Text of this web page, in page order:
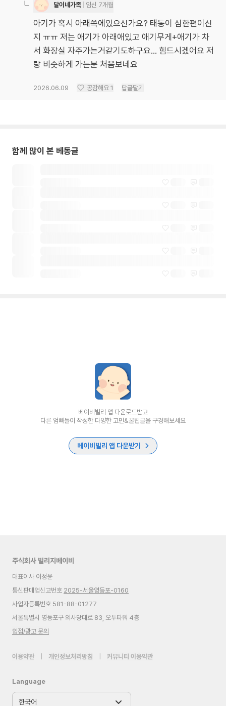
달이네가족 임신 7개월
아기가 혹시 아래쪽에있으신가요? 태동이 심한편이신
지 ㅠㅠ 저는 애기가 아래애있고 애기무게+애기가 차
서 화장실 자주가는거같기도하구요… 힘드시겠어요 저
랑 비슷하게 가는분 처음보네요
2026.06.09 공감해요 1 답글달기
함께 많이 본 베동글
베이비빌리 앱 다운로드받고
다른 엄빠들이 작성한 다양한 고민&꿀팁글을 구경해보세요
베이비빌리 앱 다운받기
주식회사 빌리지베이비
대표이사 이정윤
통신판매업신고번호 2025-서울영등포-0160
사업자등록번호 581-88-01277
서울특별시 영등포구 의사당대로 83, 오투타워 4층
입점/광고 문의
이용약관 개인정보처리방침 커뮤니티 이용약관
Language